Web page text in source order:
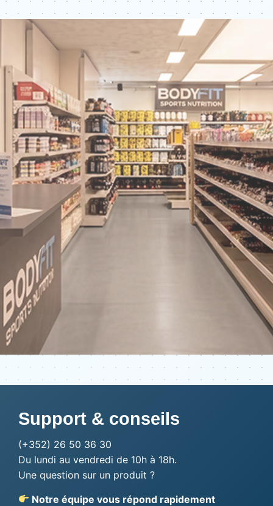
Support & conseils
(+352) 26 50 36 30
Du lundi au vendredi de 10h à 18h.
Une question sur un produit ?
Notre équipe vous répond rapidement